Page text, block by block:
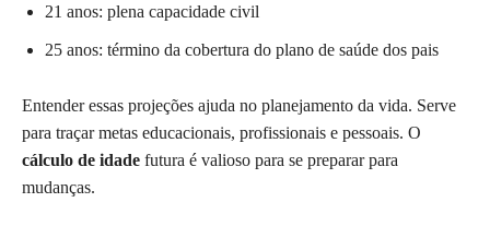
21 anos: plena capacidade civil
25 anos: término da cobertura do plano de saúde dos pais
Entender essas projeções ajuda no planejamento da vida. Serve
para traçar metas educacionais, profissionais e pessoais. O
cálculo de idade futura é valioso para se preparar para
mudanças.